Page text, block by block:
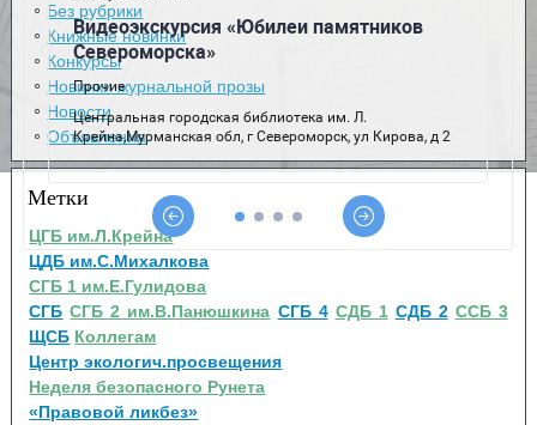
Без рубрики
Книжные новинки
Конкурсы
Новинки журнальной прозы
Новости
Объявления
Метки
ЦГБ им.Л.Крейна
ЦДБ им.С.Михалкова
СГБ 1 им.Е.Гулидова
СГБ СГБ 2 им.В.Панюшкина СГБ 4 СДБ 1 СДБ 2 ССБ 3
ЩСБ Коллегам
Центр экологич.просвещения
Неделя безопасного Рунета
«Правовой ликбез»